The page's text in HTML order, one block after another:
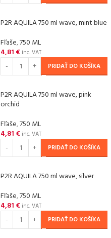
P2R AQUILA 750 ml wave, mint blue
Fľaše,750 ML
4,81 € inc. VAT
PRIDAŤ DO KOŠÍKA
P2R AQUILA 750 ml wave, pink
orchid
Fľaše,750 ML
4,81 € inc. VAT
PRIDAŤ DO KOŠÍKA
P2R AQUILA 750 ml wave, silver
Fľaše,750 ML
4,81 € inc. VAT
PRIDAŤ DO KOŠÍKA